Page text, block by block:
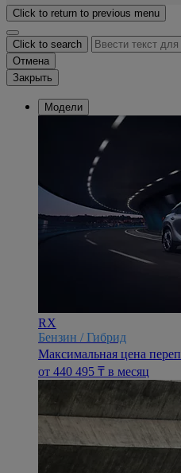
Click to return to previous menu
Click to search
Отмена
Закрыть
Модели
RX
Бензин / Гибрид
Максимальная цена
oт 440 495 ₸ в месяц